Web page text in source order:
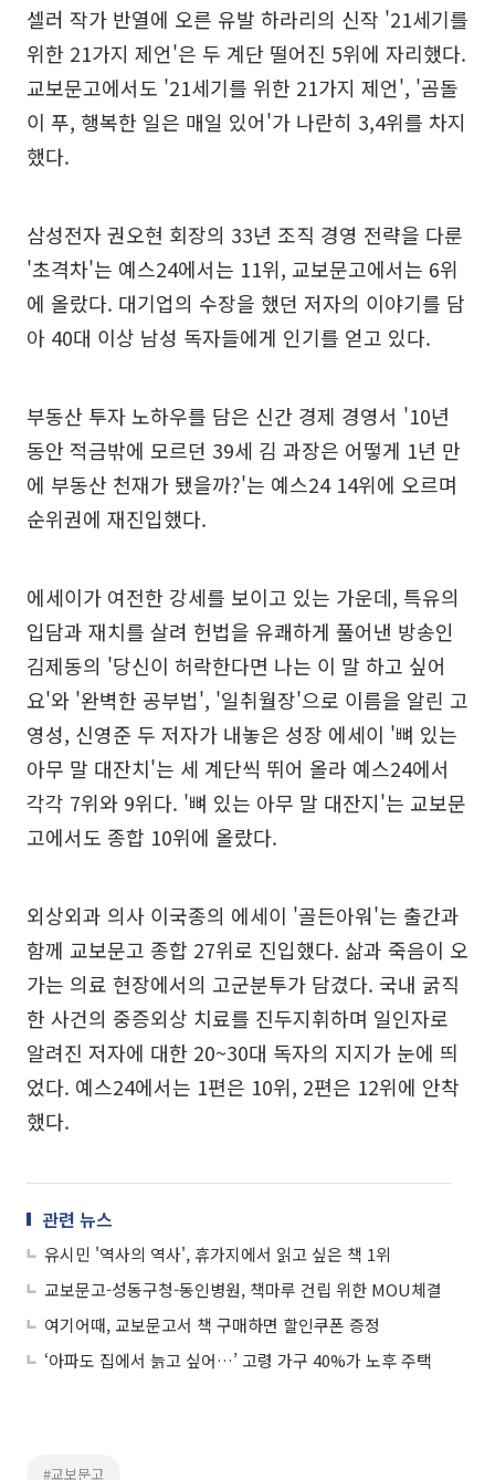
셀러 작가 반열에 오른 유발 하라리의 신작 '21세기를
위한 21가지 제언'은 두 계단 떨어진 5위에 자리했다.
교보문고에서도 '21세기를 위한 21가지 제언', '곰돌
이 푸, 행복한 일은 매일 있어'가 나란히 3,4위를 차지
했다.
삼성전자 권오현 회장의 33년 조직 경영 전략을 다룬
'초격차'는 예스24에서는 11위, 교보문고에서는 6위
에 올랐다. 대기업의 수장을 했던 저자의 이야기를 담
아 40대 이상 남성 독자들에게 인기를 얻고 있다.
부동산 투자 노하우를 담은 신간 경제 경영서 '10년
동안 적금밖에 모르던 39세 김 과장은 어떻게 1년 만
에 부동산 천재가 됐을까?'는 예스24 14위에 오르며
순위권에 재진입했다.
에세이가 여전한 강세를 보이고 있는 가운데, 특유의
입담과 재치를 살려 헌법을 유쾌하게 풀어낸 방송인
김제동의 '당신이 허락한다면 나는 이 말 하고 싶어
요'와 '완벽한 공부법', '일취월장'으로 이름을 알린 고
영성, 신영준 두 저자가 내놓은 성장 에세이 '뼈 있는
아무 말 대잔치'는 세 계단씩 뛰어 올라 예스24에서
각각 7위와 9위다. '뼈 있는 아무 말 대잔지'는 교보문
고에서도 종합 10위에 올랐다.
외상외과 의사 이국종의 에세이 '골든아워'는 출간과
함께 교보문고 종합 27위로 진입했다. 삶과 죽음이 오
가는 의료 현장에서의 고군분투가 담겼다. 국내 굵직
한 사건의 중증외상 치료를 진두지휘하며 일인자로
알려진 저자에 대한 20~30대 독자의 지지가 눈에 띄
었다. 예스24에서는 1편은 10위, 2편은 12위에 안착
했다.
관련 뉴스
유시민 '역사의 역사', 휴가지에서 읽고 싶은 책 1위
교보문고-성동구청-동인병원, 책마루 건립 위한 MOU체결
여기어때, 교보문고서 책 구매하면 할인쿠폰 증정
‘아파도 집에서 늙고 싶어…’ 고령 가구 40%가 노후 주택
#교보문고